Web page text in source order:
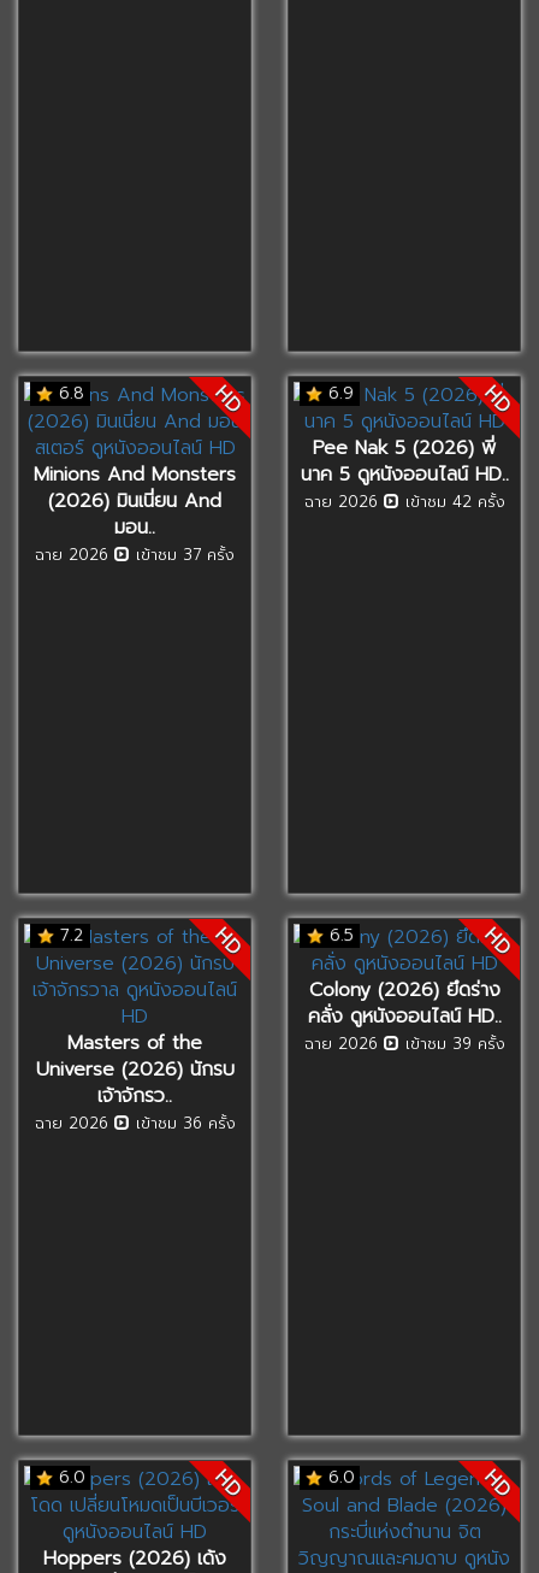
6.8 HD
Minions And Monsters
(2026) มินเนี่ยน And
มอน..
ฉาย 2026 เข้าชม 37 ครั้ง
6.9 HD
Pee Nak 5 (2026) พี่
นาค 5 ดูหนังออนไลน์ HD..
ฉาย 2026 เข้าชม 42 ครั้ง
7.2 HD
Masters of the
Universe (2026) นักรบ
เจ้าจักรว..
ฉาย 2026 เข้าชม 36 ครั้ง
6.5 HD
Colony (2026) ยึดร่าง
คลั่ง ดูหนังออนไลน์ HD..
ฉาย 2026 เข้าชม 39 ครั้ง
6.0 HD
Hoppers (2026) เด้ง
6.0 HD